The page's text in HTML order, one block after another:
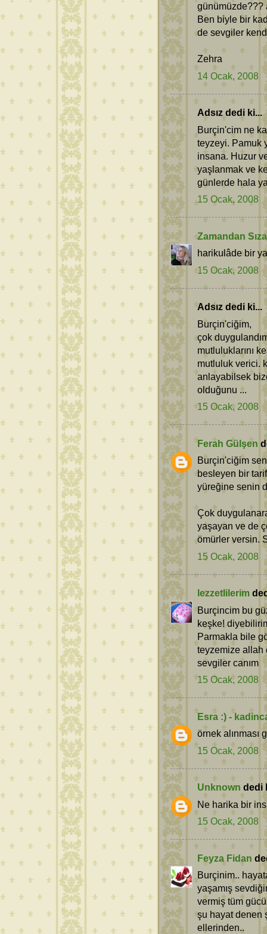
günümüzde???
Ben biyle bir
de sevgiler
Zehra
14 Ocak, 2008
Adsız dedi ki...
Burçin'cim ne
teyzeyi. Pamuk
insana. Huzur
yaşlanmak ve
günlerde hala
15 Ocak, 2008
Zamandan
harikulâde bir
15 Ocak, 2008
Adsız dedi ki...
Burçin'ciğim,
çok
mutluluklarını
mutluluk verici.
anlayabilsek
olduğunu ...
15 Ocak, 2008
Ferah Gülşen
Burçin'ciğim
besleyen bir
yüreğine senin
Çok
yaşayan ve de
ömürler versin.
15 Ocak, 2008
lezzetlilerim
Burçincim bu
keşke!
Parmakla bile
teyzemize allah
sevgiler canım
15 Ocak, 2008
Esra :) -
örnek alınması
15 Ocak, 2008
Unknown dedi
Ne harika bir
15 Ocak, 2008
Feyza Fidan
Burçinim..
yaşamış
vermiş tüm
şu hayat denen
ellerinden..